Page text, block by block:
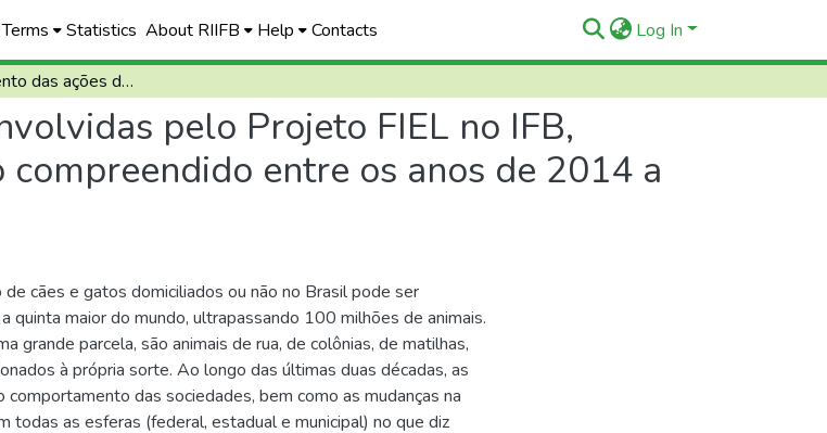
Statistics About RIIFB Help Contacts Log In
Levantamento das ações desenvolvidas pelo Projeto FIEL no IFB, Campus Planaltina, no período compreendido entre os anos de 2014 a 2018
pelo Projeto FIEL no IFB,
entre os anos de 2014 a
cães e gatos domiciliados ou não no Brasil pode ser
quinta maior do mundo, ultrapassando 100 milhões de animais.
grande parcela, são animais de rua, de colônias, de matilhas,
à própria sorte. Ao longo das últimas duas décadas, as
comportamento das sociedades, bem como as mudanças na
todas as esferas (federal, estadual e municipal) no que diz